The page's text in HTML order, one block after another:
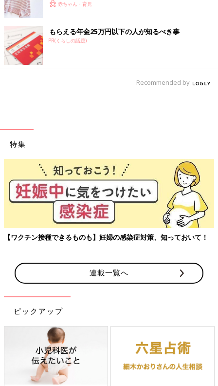
赤ちゃん・育児
もらえる年金25万円以下の人が知るべき事
PR(くらしの話題)
Recommended by
特集
【ワクチン接種できるものも】妊婦の感染症対策、知っておいて！
連載一覧へ
ピックアップ